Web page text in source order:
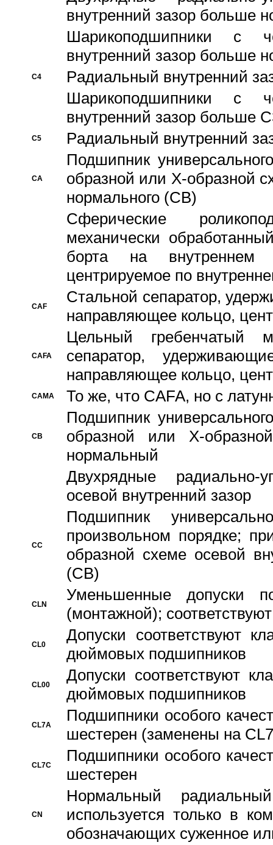
внутренний зазор больше
Шарикоподшипники с
внутренний зазор больше
C4
Pадиальный внутренний
Шарикоподшипники с
внутренний зазор больше
C5 Pадиальный внутренний
CA
Подшипник
образной или Х-образной
нормального (CB)
Сферические
механически
борта на внутреннем
центрируемое по
CAF
Стальной сепаратор,
направляющее кольцо,
CAFA
Цельный гребенчатый
сепаратор,
направляющее кольцо,
CAMA То же, что CAFA, но с
CB
Подшипник
образной или Х-
нормальный
Двухрядные радиально-
осевой внутренний зазор
CC
Подшипник
произвольном порядке;
образной схеме осевой
(CB)
CLN
Уменьшенные
(монтажной);
CL0
Допуски соответствуют
дюймовых подшипников
CL00
Допуски соответствуют
дюймовых подшипников
CL7A
Подшипники особого
шестерен (заменены на
CL7C
Подшипники особого
шестерен
CN
Hормальный
используется только в
обозначающих суженное